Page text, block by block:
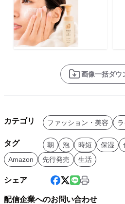
画像一括ダウ
カテゴリ ファッション・美容
タグ 朝 泡 時短 保湿
Amazon
先行発売 生活
シェア
配信企業へのお問い合わせ